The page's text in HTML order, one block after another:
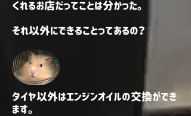
くれるお店だってことは分かった。
​それ以外にできることってあるの？
タイヤ以外はエンジンオイルの交換ができ
ます。